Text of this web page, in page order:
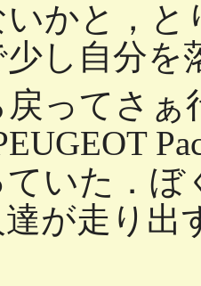
いかと，
し自分を
戻ってさ
ていた．
達が走り